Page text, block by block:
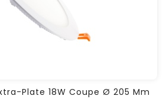
Plate 18W Coupe Ø 205 Mm